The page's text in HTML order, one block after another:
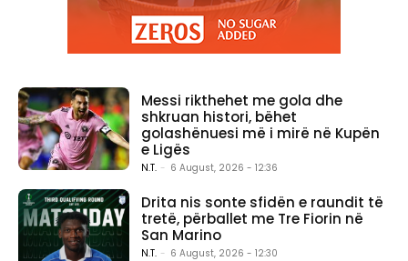
Messi rikthehet me gola dhe
shkruan histori, bëhet
golashënuesi më i mirë në Kupën
e Ligës
N.T. - 6 August, 2026 - 12:36
Drita nis sonte sfidën e raundit të
tretë, përballet me Tre Fiorin në
San Marino
N.T. - 6 August, 2026 - 12:30